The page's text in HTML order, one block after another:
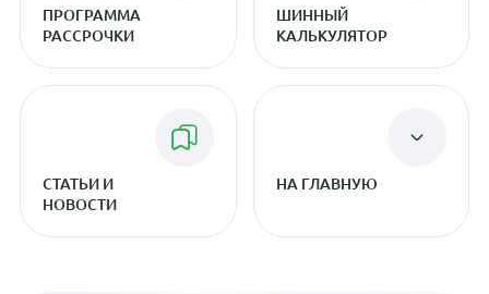
ПРОГРАММА
РАССРОЧКИ
ШИННЫЙ
КАЛЬКУЛЯТОР
СТАТЬИ И
НОВОСТИ
НА ГЛАВНУЮ